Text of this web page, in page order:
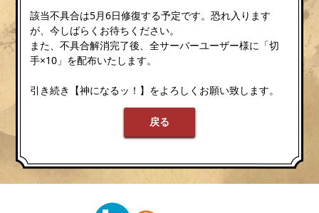
該当不具合は5月6日修復する予定です。恐れ入ります
が、今しばらくお待ちください。
また、不具合解消完了後、全サーバーユーザー様に「切
手×10」を配布いたします。
引き続き【神になるッ！】をよろしくお願い致します。
戻る